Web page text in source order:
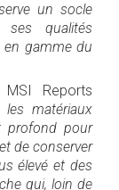
un socle
qualités
en gamme du
Reports
les matériaux
profond pour
de conserver
élevé et des
qui, loin de